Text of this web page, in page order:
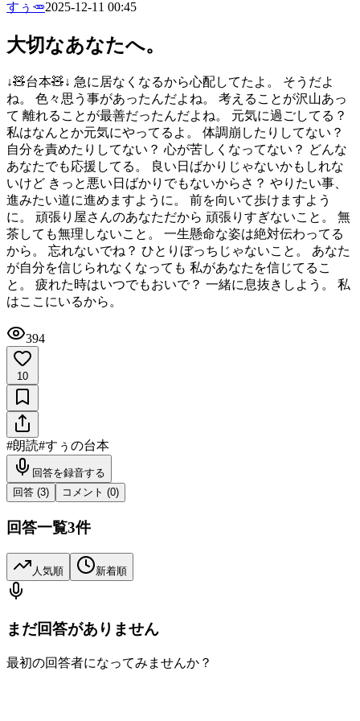
すぅ🥕2025-12-11 00:45
大切なあなたへ。
↓🧸台本🧸↓ 急に居なくなるから心配してたよ。 そうだよ
ね。 色々思う事があったんだよね。 考えることが沢山あっ
て 離れることが最善だったんだよね。 元気に過ごしてる？
私はなんとか元気にやってるよ。 体調崩したりしてない？
自分を責めたりしてない？ 心が苦しくなってない？ どんな
あなたでも応援してる。 良い日ばかりじゃないかもしれな
いけど きっと悪い日ばかりでもないからさ？ やりたい事、
進みたい道に進めますように。 前を向いて歩けますよう
に。 頑張り屋さんのあなただから 頑張りすぎないこと。 無
茶しても無理しないこと。 一生懸命な姿は絶対伝わってる
から。 忘れないでね？ ひとりぼっちじゃないこと。 あなた
が自分を信じられなくなっても 私があなたを信じてるこ
と。 疲れた時はいつでもおいで？ 一緒に息抜きしよう。 私
はここにいるから。
394
10
#朗読#すぅの台本
回答を録音する
回答 (3) コメント (0)
回答一覧3件
人気順 新着順
まだ回答がありません
最初の回答者になってみませんか？